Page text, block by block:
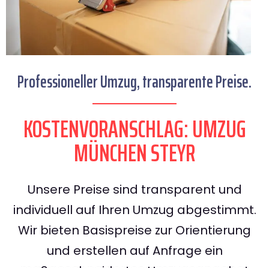
Professioneller Umzug, transparente Preise.
KOSTENVORANSCHLAG: UMZUG
MÜNCHEN STEYR
Unsere Preise sind transparent und
individuell auf Ihren Umzug abgestimmt.
Wir bieten Basispreise zur Orientierung
und erstellen auf Anfrage ein